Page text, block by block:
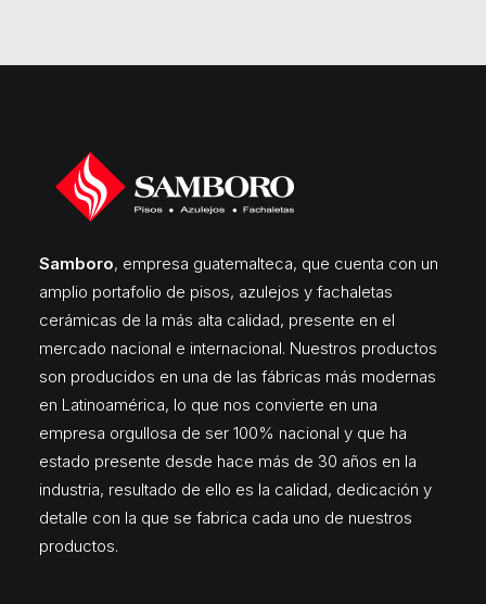
Samboro, empresa guatemalteca, que cuenta con un
amplio portafolio de pisos, azulejos y fachaletas
cerámicas de la más alta calidad, presente en el
mercado nacional e internacional. Nuestros productos
son producidos en una de las fábricas más modernas
en Latinoamérica, lo que nos convierte en una
empresa orgullosa de ser 100% nacional y que ha
estado presente desde hace más de 30 años en la
industria, resultado de ello es la calidad, dedicación y
detalle con la que se fabrica cada uno de nuestros
productos.